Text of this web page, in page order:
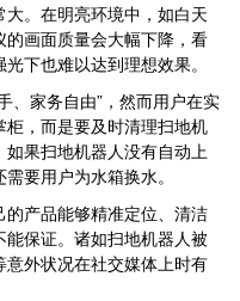
。在明亮环境中，如白天
画面质量会大幅下降，看
下也难以达到理想效果。
、家务自由”，然而用户在实
，而是要及时清理扫地机
果扫地机器人没有自动上
要用户为水箱换水。
产品能够精准定位、清洁
保证。诸如扫地机器人被
外状况在社交媒体上时有